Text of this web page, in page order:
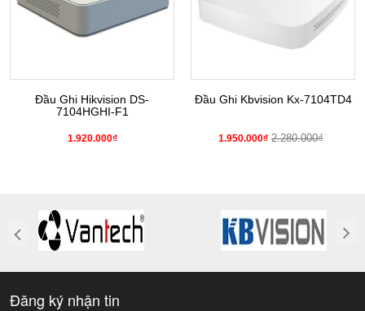
Đầu Ghi Hikvision DS-
7104HGHI-F1
1.920.000₫
Đầu Ghi Kbvision Kx-7104TD4
1.950.000₫ 2.280.000₫
Đăng ký nhận tin